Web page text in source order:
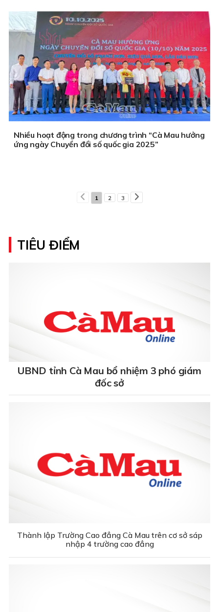
Nhiều hoạt động trong chương trình “Cà Mau hưởng
ứng ngày Chuyển đổi số quốc gia 2025”
1 2 3
TIÊU ĐIỂM
UBND tỉnh Cà Mau bổ nhiệm 3 phó giám
đốc sở
Thành lập Trường Cao đẳng Cà Mau trên cơ sở sáp
nhập 4 trường cao đẳng